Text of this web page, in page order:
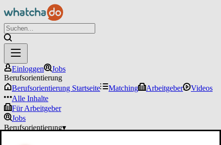
Einloggen
Jobs
Berufsorientierung
Berufsorientierung Startseite
Matching Arbeitgeber
Videos
Alle Inhalte
Für Arbeitgeber
Jobs
Berufsorientierung▾